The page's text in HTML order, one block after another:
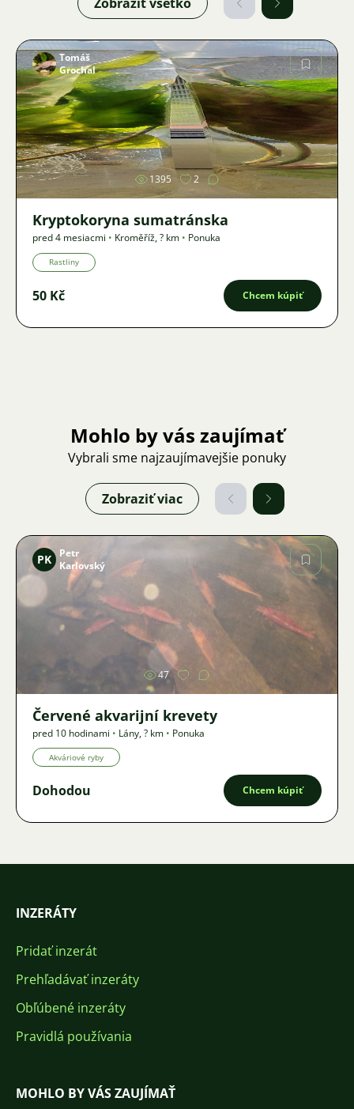
Obrázok
Tomáš
Grochal
1395 2
Kryptokoryna sumatránska
pred 4 mesiacmi • Kroměříž,? km • Ponuka
Rastliny
50 Kč Chcem kúpiť
Mohlo by vás zaujímať
Vybrali sme najzaujímavejšie ponuky
Zobraziť viac
Obrázok
PK
Petr
Karlovský
47
Červené akvarijní krevety
pred 10 hodinami • Lány,? km • Ponuka
Akváriové ryby
Dohodou Chcem kúpiť
INZERÁTY
Pridať inzerát
Prehľadávať inzeráty
Obľúbené inzeráty
Pravidlá používania
MOHLO BY VÁS ZAUJÍMAŤ